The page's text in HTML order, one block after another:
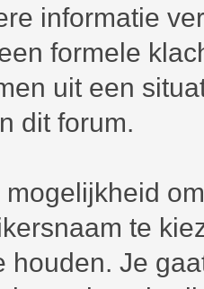
informatie
formele
uit een
dit forum.
te
houden. Je